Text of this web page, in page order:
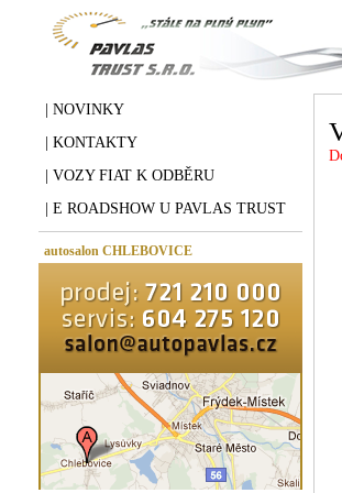
| NOVINKY
| KONTAKTY
| VOZY FIAT K ODBĚRU
| E ROADSHOW U PAVLAS TRUST
autosalon CHLEBOVICE